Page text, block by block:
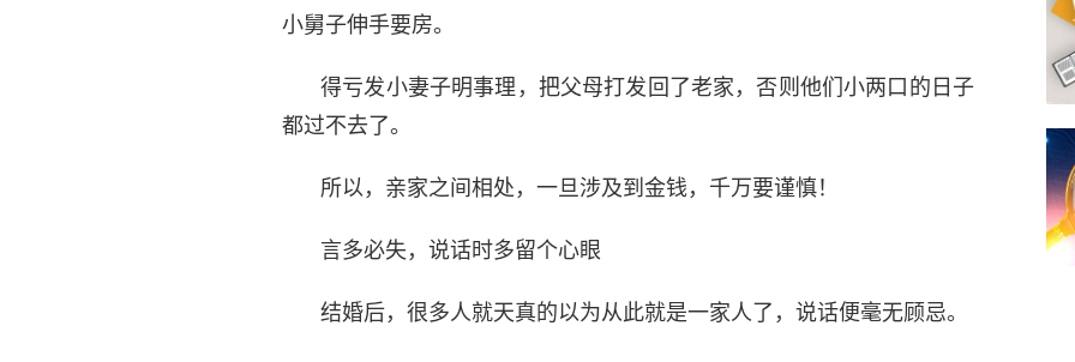
小舅子伸手要房。
得亏发小妻子明事理，把父母打发回了老家，否则他们小两口的日子
都过不去了。
所以，亲家之间相处，一旦涉及到金钱，千万要谨慎！
言多必失，说话时多留个心眼
结婚后，很多人就天真的以为从此就是一家人了，说话便毫无顾忌。